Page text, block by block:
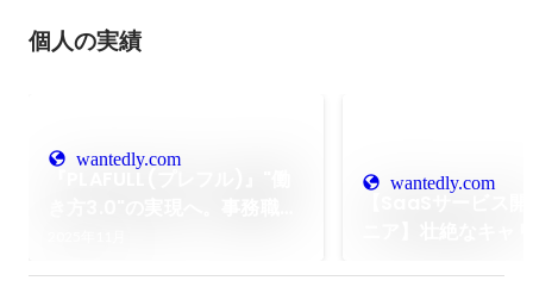
個人の実績
wantedly.com
wantedly.com